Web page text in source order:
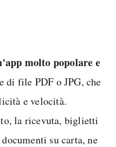
molto popolare e
di file PDF o JPG, che
e velocità.
la ricevuta, biglietti
su carta, ne